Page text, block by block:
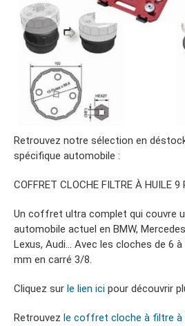
Retrouvez notre sélection en
spécifique automobile :
COFFRET CLOCHE FILTRE À HUILE 9
Un coffret ultra complet qui couvre
automobile actuel en BMW,
Lexus, Audi… Avec les cloches de 6 à
mm en carré 3/8.
Cliquez sur le lien ici pour découvrir
Retrouvez le coffret cloche à filtre à